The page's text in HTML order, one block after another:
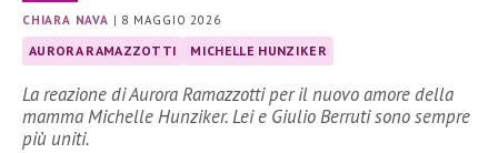
CHIARA NAVA | 8 MAGGIO 2026
AURORA RAMAZZOTTI MICHELLE HUNZIKER
La reazione di Aurora Ramazzotti per il nuovo amore della
mamma Michelle Hunziker. Lei e Giulio Berruti sono sempre
più uniti.